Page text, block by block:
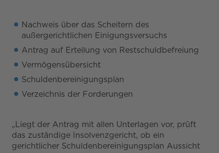
Nachweis über das Scheitern des
außergerichtlichen Einigungsversuchs
Antrag auf Erteilung von Restschuldbefreiung
Vermögensübersicht
Schuldenbereinigungsplan
Verzeichnis der Forderungen
„Liegt der Antrag mit allen Unterlagen vor, prüft
das zuständige Insolvenzgericht, ob ein
gerichtlicher Schuldenbereinigungsplan Aussicht